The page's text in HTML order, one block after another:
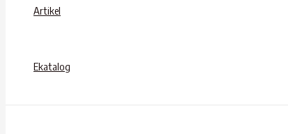
Artikel
Ekatalog